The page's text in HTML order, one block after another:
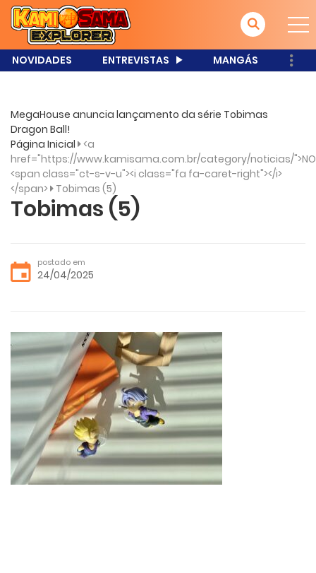
NOVIDADES ENTREVISTAS MANGÁS
MegaHouse anuncia lançamento da série Tobimas
Dragon Ball!
Página Inicial <a
href="https://www.kamisama.com.br/category/noticias/
<span class="ct-s-v-u"><i class="fa fa-caret-right"></i>
</span> Tobimas (5)
Tobimas (5)
postado em
24/04/2025